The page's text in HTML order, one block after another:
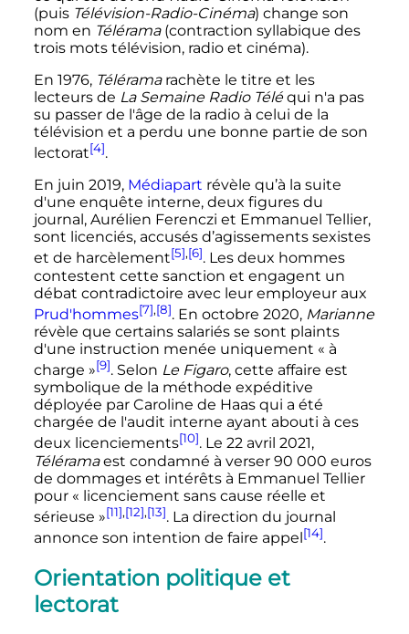
(puis Télévision-Radio-Cinéma) change son
nom en Télérama(contraction syllabique des
trois mots télévision, radio et cinéma).
En 1976, Téléramarachète le titre et les
lecteurs de La Semaine Radio Téléqui n'a pas
su passer de l'âge de la radio à celui de la
télévision et a perdu une bonne partie de son
lectorat[4].
En juin 2019, Médiapart révèle qu’à la suite
d'une enquête interne, deux figures du
journal, Aurélien Ferenczi et Emmanuel Tellier,
sont licenciés, accusés d’agissements sexistes
et de harcèlement[5],[6]. Les deux hommes
contestent cette sanction et engagent un
débat contradictoire avec leur employeur aux
Prud'hommes[7],[8]. En octobre 2020, Marianne
révèle que certains salariés se sont plaints
d'une instruction menée uniquement « à
charge »[9]. Selon Le Figaro, cette affaire est
symbolique de la méthode expéditive
déployée par Caroline de Haas qui a été
chargée de l'audit interne ayant abouti à ces
deux licenciements[10]. Le 22 avril 2021,
Téléramaest condamné à verser 90 000 euros
de dommages et intérêts à Emmanuel Tellier
pour « licenciement sans cause réelle et
sérieuse »[11],[12],[13]. La direction du journal
annonce son intention de faire appel [14].
Orientation politique et
lectorat